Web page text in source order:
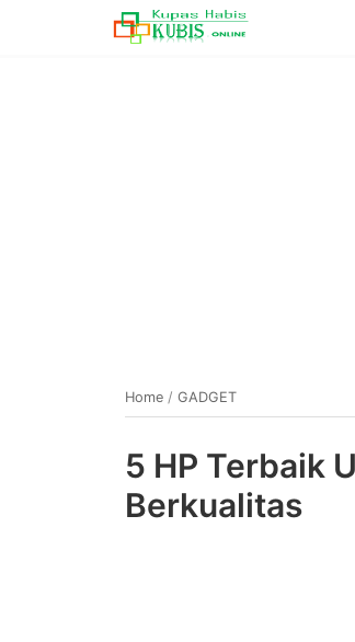
Home / GADGET
5 HP Terbaik
Berkualitas